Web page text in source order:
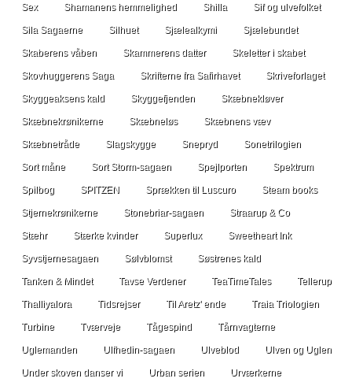
Sex Shamanens hemmelighed Shilla Sif og ulvefolket
Sila Sagaerne Silhuet Sjælealkymi Sjælebundet
Skaberens våben Skammerens datter Skeletter i skabet
Skovhuggerens Saga Skrifterne fra Safirhavet Skriveforlaget
Skyggeaksens kald Skyggefjenden Skæbnekløver
Skæbnekrønikerne Skæbneløs Skæbnens væv
Skæbnetråde Slagskygge Snepryd Sonetrilogien
Sort måne Sort Storm-sagaen Spejlporten Spektrum
Spilbog SPITZEN Sprækken til Luscuro Steam books
Stjernekrønikerne Stonebriar-sagaen Straarup & Co
Stæhr Stærke kvinder Superlux Sweetheart Ink
Syvstjernesagaen Sølvblomst Søstrenes kald
Tanken & Mindet Tavse Verdener TeaTimeTales Tellerup
Thalliyalora Tidsrejser Til Aretz' ende Traia Triologien
Turbine Tværveje Tågespind Tårnvagterne
Uglemanden Ulfhedin-sagaen Ulveblod Ulven og Uglen
Under skoven danser vi Urban serien Urværkerne